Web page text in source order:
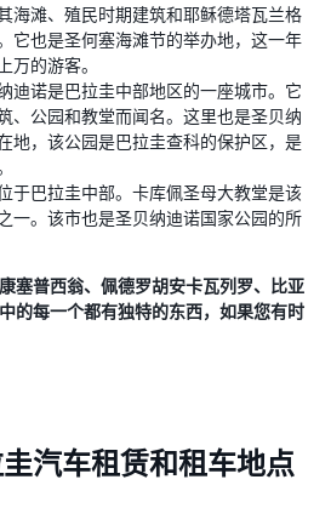
海滩、殖民时期建筑和耶稣德塔瓦兰格
它也是圣何塞海滩节的举办地，这一年
万的游客。
迪诺是巴拉圭中部地区的一座城市。它
、公园和教堂而闻名。这里也是圣贝纳
地，该公园是巴拉圭查科的保护区，是
于巴拉圭中部。卡库佩圣母大教堂是该
一。该市也是圣贝纳迪诺国家公园的所
塞普西翁、佩德罗胡安卡瓦列罗、比亚
的每一个都有独特的东西，如果您有时
汽车租赁和租车地点